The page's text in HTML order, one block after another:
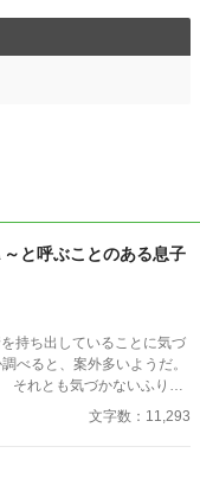
と呼ぶことのある息子
持ち出していることに気づ
べると、案外多いようだ。
それとも気づかないふりを
文字数：11,293